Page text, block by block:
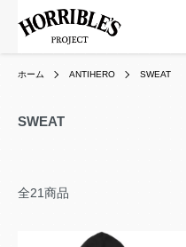
ホーム ANTIHERO SWEAT
SWEAT
全21商品